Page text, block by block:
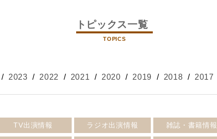
トピックス一覧
TOPICS
/ 2023 / 2022 / 2021 / 2020 / 2019 / 2018 / 2017
TV出演情報 ラジオ出演情報 雑誌・書籍情報